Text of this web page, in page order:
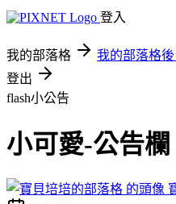
登入
我的部落格 我的部落格後
登出
flash小公告
小可愛-公告欄